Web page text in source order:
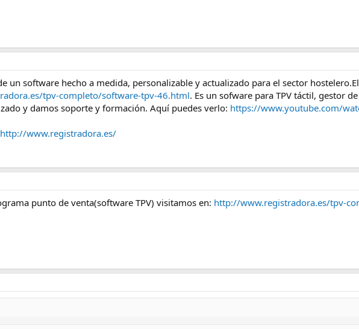
un software hecho a medida, personalizable y actualizado para el sector
tpv-completo/software-tpv-46.html. Es un sofware para TPV táctil, gestor
y damos soporte y formación. Aquí puedes verlo: https://www.youtube.com/
http://www.registradora.es/
punto de venta(software TPV) visitamos en: http://www.registradora.es/tpv-